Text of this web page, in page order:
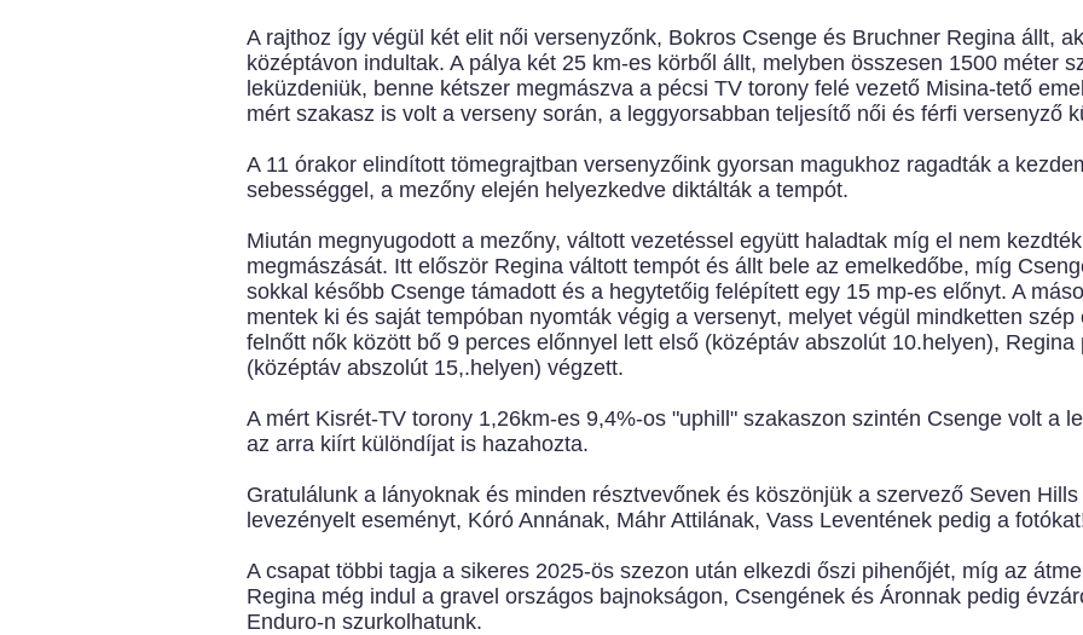
A rajthoz így végül két elit női versenyzőnk, Bokros Csenge és Bruchner Regina állt,
középtávon indultak. A pálya két 25 km-es körből állt, melyben összesen 1500 méter
leküzdeniük, benne kétszer megmászva a pécsi TV torony felé vezető Misina-tető
mért szakasz is volt a verseny során, a leggyorsabban teljesítő női és férfi versenyző
A 11 órakor elindított tömegrajtban versenyzőink gyorsan magukhoz ragadták a
sebességgel, a mezőny elején helyezkedve diktálták a tempót.
Miután megnyugodott a mezőny, váltott vezetéssel együtt haladtak míg el nem
megmászását. Itt először Regina váltott tempót és állt bele az emelkedőbe, míg
sokkal később Csenge támadott és a hegytetőig felépített egy 15 mp-es előnyt. A
mentek ki és saját tempóban nyomták végig a versenyt, melyet végül mindketten
felnőtt nők között bő 9 perces előnnyel lett első (középtáv abszolút 10.helyen),
(középtáv abszolút 15,.helyen) végzett.
A mért Kisrét-TV torony 1,26km-es 9,4%-os "uphill" szakaszon szintén Csenge volt a
az arra kiírt különdíjat is hazahozta.
Gratulálunk a lányoknak és minden résztvevőnek és köszönjük a szervező Seven
levezényelt eseményt, Kóró Annának, Máhr Attilának, Vass Leventének pedig a
A csapat többi tagja a sikeres 2025-ös szezon után elkezdi őszi pihenőjét, míg az
Regina még indul a gravel országos bajnokságon, Csengének és Áronnak pedig
Enduro-n szurkolhatunk.